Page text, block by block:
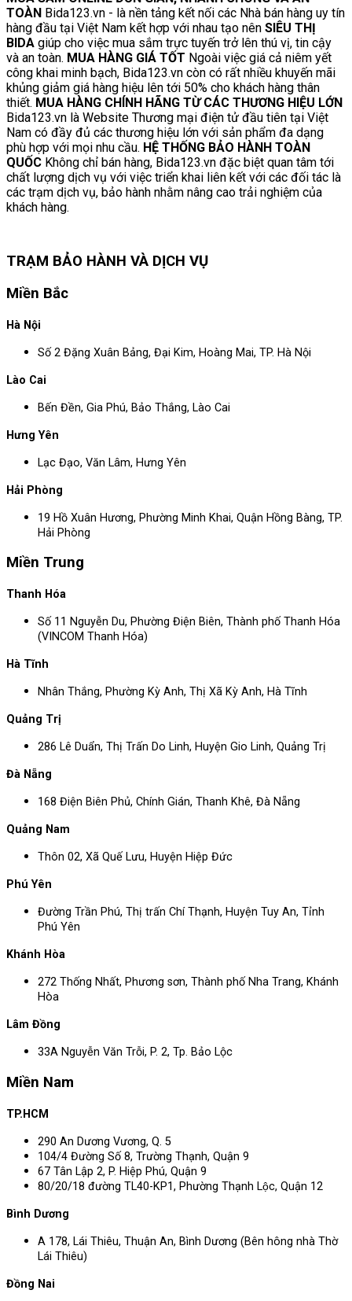
TOÀN Bida123.vn - là nền tảng kết nối các Nhà bán hàng uy tín
hàng đầu tại Việt Nam kết hợp với nhau tạo nên SIÊU THỊ
BIDA giúp cho việc mua sắm trực tuyến trở lên thú vị, tin cậy
và an toàn. MUA HÀNG GIÁ TỐT Ngoài việc giá cả niêm yết
công khai minh bạch, Bida123.vn còn có rất nhiều khuyến mãi
khủng giảm giá hàng hiệu lên tới 50% cho khách hàng thân
thiết. MUA HÀNG CHÍNH HÃNG TỪ CÁC THƯƠNG HIỆU LỚN
Bida123.vn là Website Thương mại điện tử đầu tiên tại Việt
Nam có đầy đủ các thương hiệu lớn với sản phẩm đa dạng
phù hợp với mọi nhu cầu. HỆ THỐNG BẢO HÀNH TOÀN
QUỐC Không chỉ bán hàng, Bida123.vn đặc biệt quan tâm tới
chất lượng dịch vụ với việc triển khai liên kết với các đối tác là
các trạm dịch vụ, bảo hành nhằm nâng cao trải nghiệm của
khách hàng.
TRẠM BẢO HÀNH VÀ DỊCH VỤ
Miền Bắc
Hà Nội
Số 2 Đặng Xuân Bảng, Đại Kim, Hoàng Mai, TP. Hà Nội
Lào Cai
Bến Đền, Gia Phú, Bảo Thắng, Lào Cai
Hưng Yên
Lạc Đạo, Văn Lâm, Hưng Yên
Hải Phòng
19 Hồ Xuân Hương, Phường Minh Khai, Quận Hồng Bàng, TP.
Hải Phòng
Miền Trung
Thanh Hóa
Số 11 Nguyễn Du, Phường Điện Biên, Thành phố Thanh Hóa
(VINCOM Thanh Hóa)
Hà Tĩnh
Nhân Thắng, Phường Kỳ Anh, Thị Xã Kỳ Anh, Hà Tĩnh
Quảng Trị
286 Lê Duẩn, Thị Trấn Do Linh, Huyện Gio Linh, Quảng Trị
Đà Nẵng
168 Điện Biên Phủ, Chính Gián, Thanh Khê, Đà Nẵng
Quảng Nam
Thôn 02, Xã Quế Lưu, Huyện Hiệp Đức
Phú Yên
Đường Trần Phú, Thị trấn Chí Thạnh, Huyện Tuy An, Tỉnh
Phú Yên
Khánh Hòa
272 Thống Nhất, Phương sơn, Thành phố Nha Trang, Khánh
Hòa
Lâm Đồng
33A Nguyễn Văn Trỗi, P. 2, Tp. Bảo Lộc
Miền Nam
TP.HCM
290 An Dương Vương, Q. 5
104/4 Đường Số 8, Trường Thạnh, Quận 9
67 Tân Lập 2, P. Hiệp Phú, Quận 9
80/20/18 đường TL40-KP1, Phường Thạnh Lộc, Quận 12
Bình Dương
A 178, Lái Thiêu, Thuận An, Bình Dương (Bên hông nhà Thờ
Lái Thiêu)
Đồng Nai